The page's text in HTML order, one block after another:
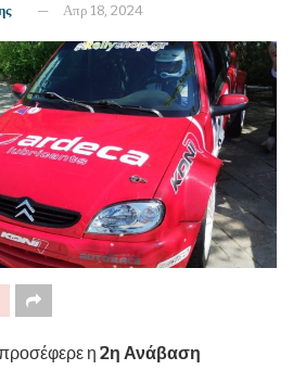
Απρ 18, 2024
η 2η Ανάβαση